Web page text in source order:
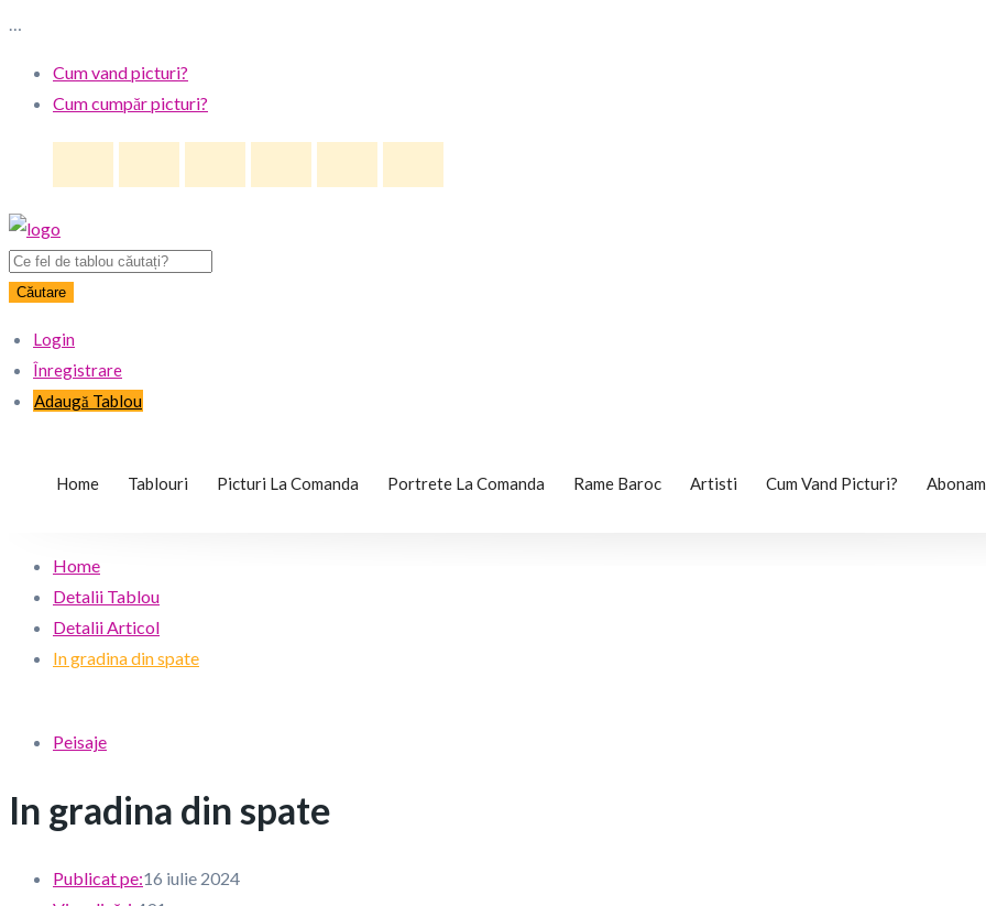
…
Cum vand picturi?
Cum cumpăr picturi?
Căutare
Login
Înregistrare
Adaugă Tablou
Home Tablouri Picturi La Comanda Portrete La Comanda Rame Baroc Artisti Cum Vand Picturi?
Home
Detalii Tablou
Detalii Articol
In gradina din spate
Peisaje
In gradina din spate
Publicat pe:16 iulie 2024